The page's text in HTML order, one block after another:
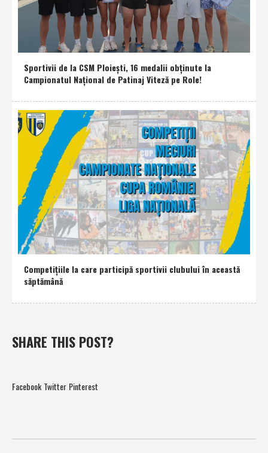
Sportivii de la CSM Ploieşti, 16 medalii obţinute la
Campionatul Naţional de Patinaj Viteză pe Role!
Competiţiile la care participă sportivii clubului în această
săptămână
SHARE THIS POST?
Facebook Twitter Pinterest